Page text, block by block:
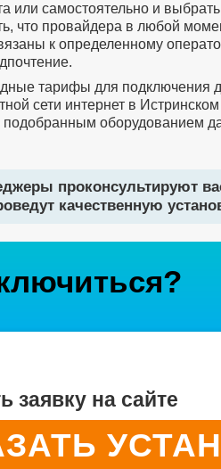
или самостоятельно и
что провайдера в любой
к определенному
тарифы для подключения
сети интернет в
подобранным оборудованием
проконсультируют
качественную
заявку на сайте